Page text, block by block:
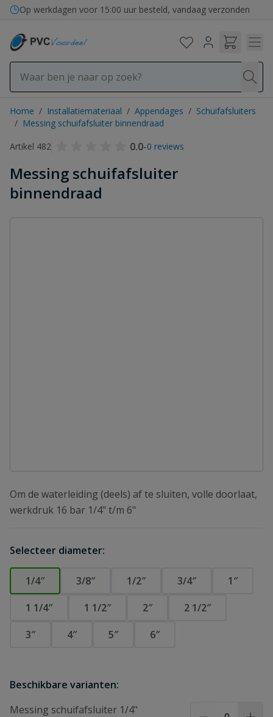
Ga naar de inhoud
Op werkdagen voor 15:00 uur besteld, vandaag verzonden
Home / Installatiemateriaal / Appendages / Schuifafsluiters
/ Messing schuifafsluiter binnendraad
Artikel 482
0.0-0 reviews
Messing schuifafsluiter
binnendraad
Om de waterleiding (deels) af te sluiten, volle doorlaat,
werkdruk 16 bar 1/4" t/m 6"
Selecteer diameter:
1/4″ 3/8″ 1/2″ 3/4″
1″
1 1/4″
1 1/2″ 2″
2 1/2″
3″
4″ 5″ 6″
Beschikbare varianten:
Messing schuifafsluiter 1/4"